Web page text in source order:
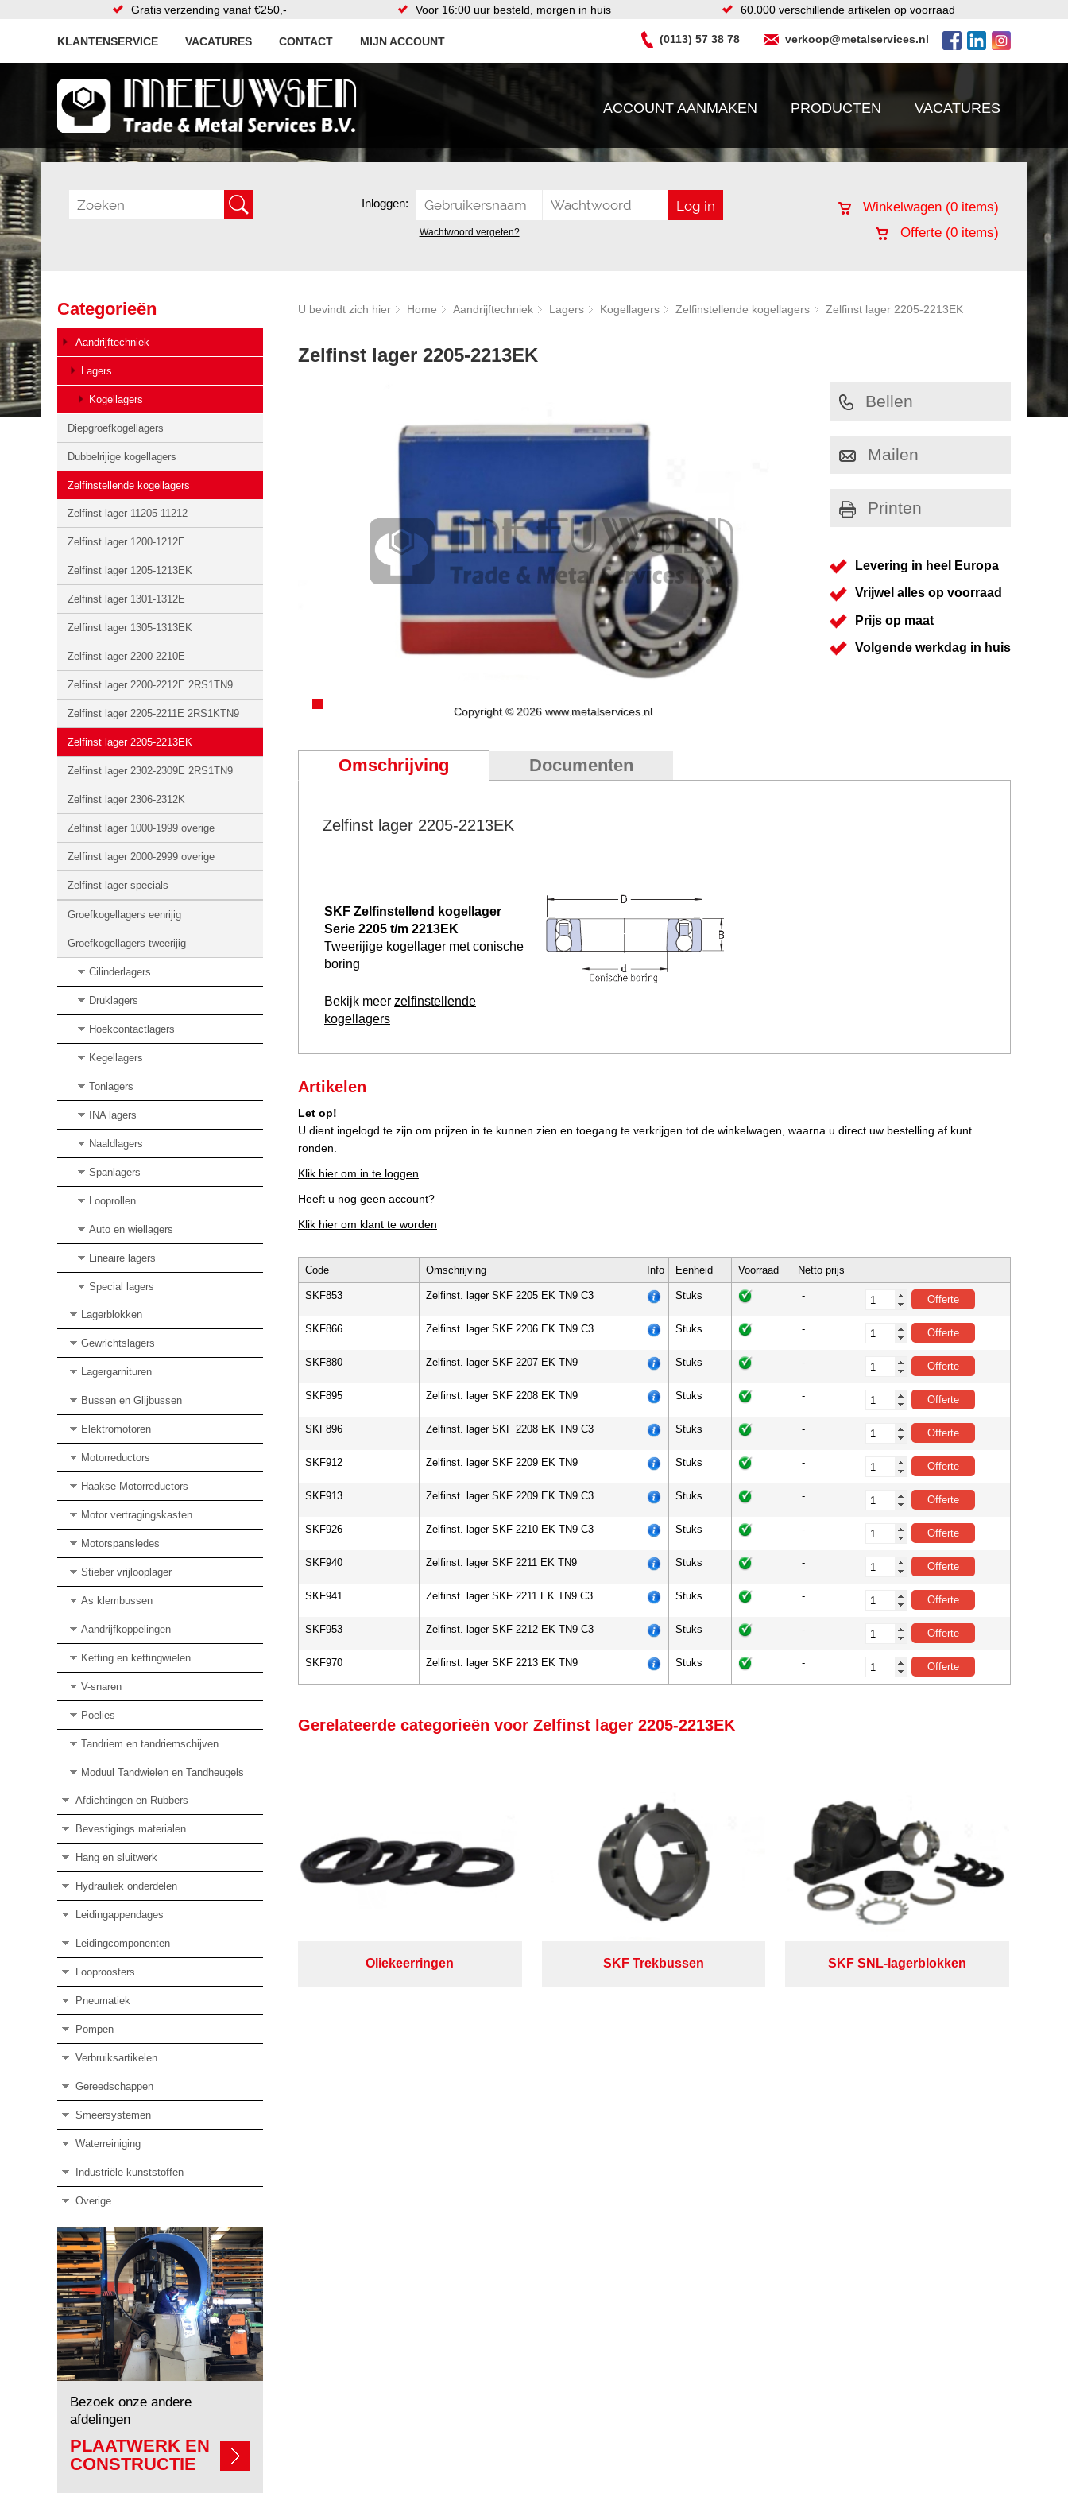
Gratis verzending vanaf €250,- Voor 16:00 uur besteld, morgen in huis 60.000 verschillende artikelen op voorraad
KLANTENSERVICE VACATURES CONTACT MIJN ACCOUNT (0113) 57 38 78 verkoop@metalservices.nl
ACCOUNT AANMAKEN PRODUCTEN VACATURES
Inloggen:
Wachtwoord vergeten?
Winkelwagen (0 items)
Offerte (0 items)
Categorieën
Aandrijftechniek
Lagers
Kogellagers
Diepgroefkogellagers
Dubbelrijige kogellagers
Zelfinstellende kogellagers
Zelfinst lager 11205-11212
Zelfinst lager 1200-1212E
Zelfinst lager 1205-1213EK
Zelfinst lager 1301-1312E
Zelfinst lager 1305-1313EK
Zelfinst lager 2200-2210E
Zelfinst lager 2200-2212E 2RS1TN9
Zelfinst lager 2205-2211E 2RS1KTN9
Zelfinst lager 2205-2213EK
Zelfinst lager 2302-2309E 2RS1TN9
Zelfinst lager 2306-2312K
Zelfinst lager 1000-1999 overige
Zelfinst lager 2000-2999 overige
Zelfinst lager specials
Groefkogellagers eenrijig
Groefkogellagers tweerijig
Cilinderlagers
Druklagers
Hoekcontactlagers
Kegellagers
Tonlagers
INA lagers
Naaldlagers
Spanlagers
Looprollen
Auto en wiellagers
Lineaire lagers
Special lagers
Lagerblokken
Gewrichtslagers
Lagergarnituren
Bussen en Glijbussen
Elektromotoren
Motorreductors
Haakse Motorreductors
Motor vertragingskasten
Motorspansledes
Stieber vrijlooplager
As klembussen
Aandrijfkoppelingen
Ketting en kettingwielen
V-snaren
Poelies
Tandriem en tandriemschijven
Moduul Tandwielen en Tandheugels
Afdichtingen en Rubbers
Bevestigings materialen
Hang en sluitwerk
Hydrauliek onderdelen
Leidingappendages
Leidingcomponenten
Looproosters
Pneumatiek
Pompen
Verbruiksartikelen
Gereedschappen
Smeersystemen
Waterreiniging
Industriële kunststoffen
Overige
Bezoek onze andere
afdelingen
PLAATWERK EN
CONSTRUCTIE
U bevindt zich hier Home Aandrijftechniek Lagers Kogellagers Zelfinstellende kogellagers Zelfinst lager 2205-2213EK
Zelfinst lager 2205-2213EK
Copyright © 2026 www.metalservices.nl
Bellen
Mailen
Printen
Levering in heel Europa
Vrijwel alles op voorraad
Prijs op maat
Volgende werkdag in huis
Omschrijving Documenten
Zelfinst lager 2205-2213EK
SKF Zelfinstellend kogellager
Serie 2205 t/m 2213EK
Tweerijige kogellager met conische
boring
Bekijk meer zelfinstellende
kogellagers
Artikelen
Let op!
U dient ingelogd te zijn om prijzen in te kunnen zien en toegang te verkrijgen tot de winkelwagen, waarna u direct uw bestelling af kunt
ronden.
Klik hier om in te loggen
Heeft u nog geen account?
Klik hier om klant te worden
Code Omschrijving Info Eenheid Voorraad Netto prijs
SKF853 Zelfinst. lager SKF 2205 EK TN9 C3 Stuks -
SKF866 Zelfinst. lager SKF 2206 EK TN9 C3 Stuks -
SKF880 Zelfinst. lager SKF 2207 EK TN9 Stuks -
SKF895 Zelfinst. lager SKF 2208 EK TN9 Stuks -
SKF896 Zelfinst. lager SKF 2208 EK TN9 C3 Stuks -
SKF912 Zelfinst. lager SKF 2209 EK TN9 Stuks -
SKF913 Zelfinst. lager SKF 2209 EK TN9 C3 Stuks -
SKF926 Zelfinst. lager SKF 2210 EK TN9 C3 Stuks -
SKF940 Zelfinst. lager SKF 2211 EK TN9 Stuks -
SKF941 Zelfinst. lager SKF 2211 EK TN9 C3 Stuks -
SKF953 Zelfinst. lager SKF 2212 EK TN9 C3 Stuks -
SKF970 Zelfinst. lager SKF 2213 EK TN9 Stuks -
Gerelateerde categorieën voor Zelfinst lager 2205-2213EK
Oliekeerringen SKF Trekbussen SKF SNL-lagerblokken